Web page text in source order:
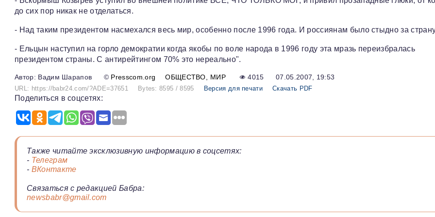
до сих пор никак не отделаться.
- Над таким президентом насмехался весь мир, особенно после 1996 года. И россиянам было стыдно за
- Ельцын наступил на горло демократии когда якобы по воле народа в 1996 году эта мразь переизбралась
президентом страны. С антирейтингом 70% это нереально".
Вадим Шарапов © Presscom.org ОБЩЕСТВО МИР 4015 07.05.2007, 19:53
URL: https://babr24.com/?ADE=37651 Bytes: 8595 / 8595 Версия для печати Скачать PDF
Поделиться в соцсетях:
Также читайте эксклюзивную информацию в соцсетях:
- Телеграм
- ВКонтакте
Связаться с редакцией Бабра:
newsbabr@gmail.com